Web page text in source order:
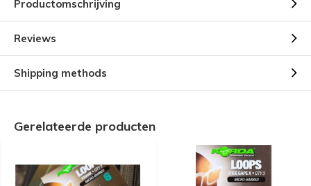
Productomschrijving
Reviews
Shipping methods
Gerelateerde producten